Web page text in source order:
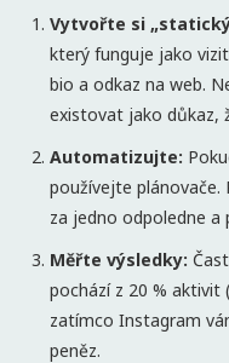
Vytvořte si
který funguje jako
bio a odkaz na web.
existovat jako důkaz,
Automatizujte:
používejte plánovače.
za jedno odpoledne a
Měřte výsledky:
pochází z 20 % aktivit
zatímco Instagram
peněz.